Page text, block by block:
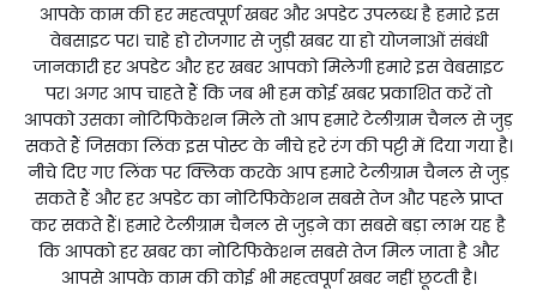
आपके काम की हर महत्वपूर्ण खबर और अपडेट उपलब्ध है हमारे इस
वेबसाइट पर। चाहे हो रोजगार से जुड़ी खबर या हो योजनाओं संबंधी
जानकारी हर अपडेट और हर खबर आपको मिलेगी हमारे इस वेबसाइट
पर। अगर आप चाहते हैं कि जब भी हम कोई खबर प्रकाशित करें तो
आपको उसका नोटिफिकेशन मिले तो आप हमारे टेलीग्राम चैनल से जुड़
सकते हैं जिसका लिंक इस पोस्ट के नीचे हरे रंग की पट्टी में दिया गया है।
नीचे दिए गए लिंक पर क्लिक करके आप हमारे टेलीग्राम चैनल से जुड़
सकते हैं और हर अपडेट का नोटिफिकेशन सबसे तेज और पहले प्राप्त
कर सकते हैं। हमारे टेलीग्राम चैनल से जुड़ने का सबसे बड़ा लाभ यह है
कि आपको हर खबर का नोटिफिकेशन सबसे तेज मिल जाता है और
आपसे आपके काम की कोई भी महत्वपूर्ण खबर नहीं छूटती है।